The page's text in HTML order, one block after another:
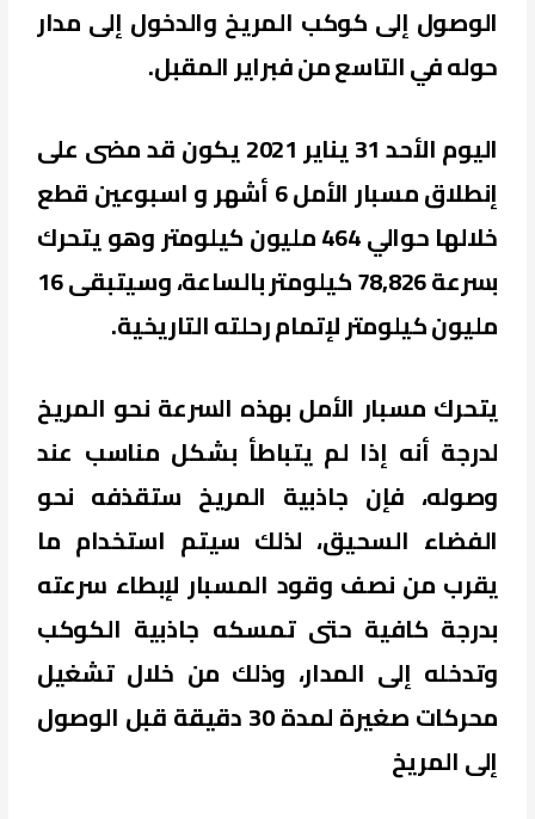
الوصول إلى كوكب المريخ والدخول إلى مدار
حوله في التاسع من فبراير المقبل.
اليوم الأحد 31 يناير 2021 يكون قد مضى على
إنطلاق مسبار الأمل 6 أشهر و اسبوعين قطع
خلالها حوالي 464 مليون كيلومتر وهو يتحرك
بسرعة 78,826 كيلومتر بالساعة، وسيتبقى 16
مليون كيلومتر لإتمام رحلته التاريخية.
يتحرك مسبار الأمل بهذه السرعة نحو المريخ
لدرجة أنه إذا لم يتباطأ بشكل مناسب عند
وصوله، فإن جاذبية المريخ ستقذفه نحو
الفضاء السحيق، لذلك سيتم استخدام ما
يقرب من نصف وقود المسبار لإبطاء سرعته
بدرجة كافية حتى تمسكه جاذبية الكوكب
وتدخله إلى المدار، وذلك من خلال تشغيل
محركات صغيرة لمدة 30 دقيقة قبل الوصول
إلى المريخ